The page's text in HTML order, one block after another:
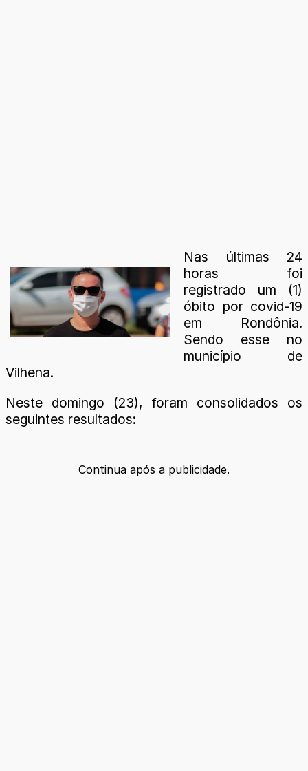
Nas últimas 24
horas foi
registrado um (1)
óbito por covid-19
em Rondônia.
Sendo esse no
município de
Vilhena.
Neste domingo (23), foram consolidados os
seguintes resultados:
Continua após a publicidade.